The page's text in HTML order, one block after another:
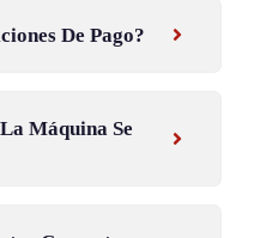
De Pago?
Máquina Se